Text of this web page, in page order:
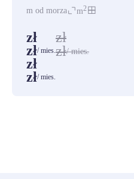
m od morza m2
zł
zł/ mies.
zł
zł/ mies.
zł
zł/ mies.